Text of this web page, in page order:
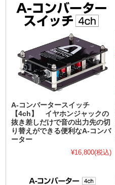
A-コンバータースイッチ
【4ch】 イヤホンジャックの
抜き差しだけで音の出力先の切
り替えができる便利なA-コンバ
ーター
¥16,800(税込)